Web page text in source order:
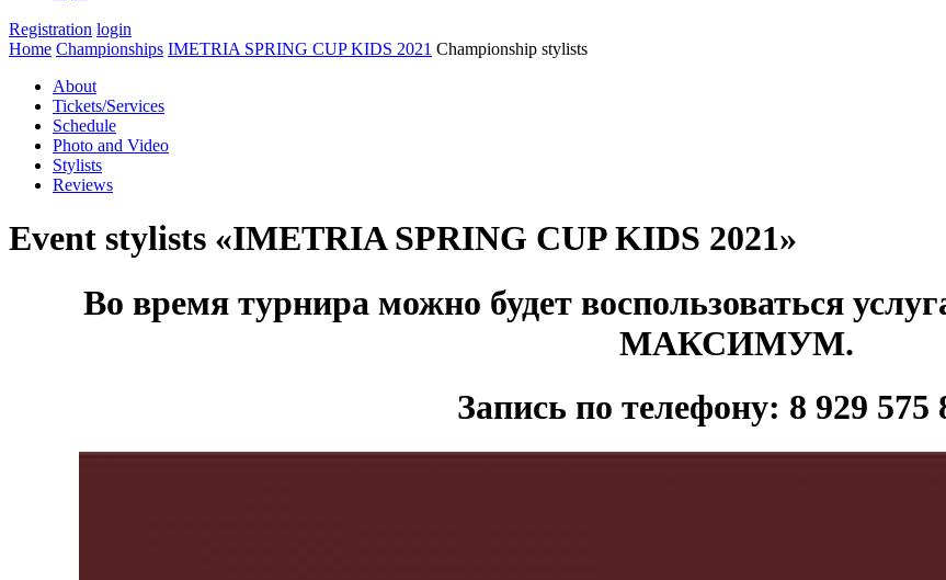
Registration login
Home Championships IMETRIA SPRING CUP KIDS 2021 Championship stylists
About
Tickets/Services
Schedule
Photo and Video
Stylists
Reviews
Event stylists «IMETRIA SPRING CUP KIDS 2021»
Во время турнира можно будет воспользоваться
МАКСИМУМ.
Запись по телефону: 8 929 575